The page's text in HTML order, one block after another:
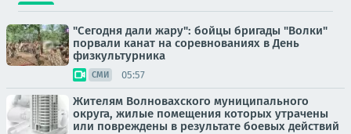
"Сегодня дали жару": бойцы бригады "Волки"
порвали канат на соревнованиях в День
физкультурника
СМИ 05:57
Жителям Волновахского муниципального
округа, жилые помещения которых утрачены
или повреждены в результате боевых действий